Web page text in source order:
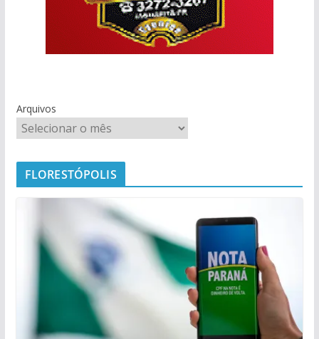
Arquivos
FLORESTÓPOLIS